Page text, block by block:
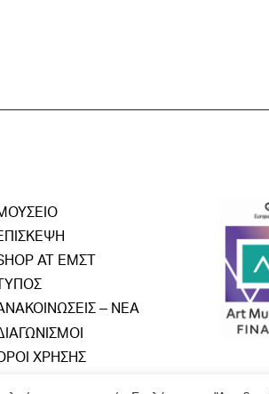
AT ΕΜΣΤ
– ΝΕΑ
ΧΡΗΣΗΣ